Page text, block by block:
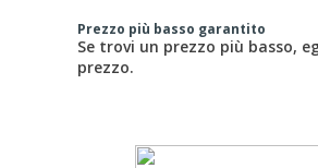
Prezzo più basso garantito
Se trovi un prezzo più basso,
prezzo.